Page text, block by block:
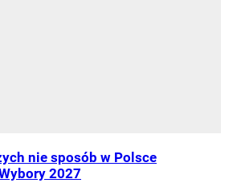
nie sposób w Polsce
2027